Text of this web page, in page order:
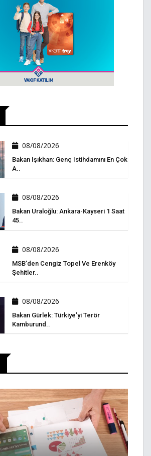
08/08/2026
Bakan Işıkhan: Genç Istihdamını En Çok
A..
08/08/2026
Bakan Uraloğlu: Ankara-Kayseri 1 Saat
45..
08/08/2026
MSB’den Cengiz Topel Ve Erenköy
Şehitler..
08/08/2026
Bakan Gürlek: Türkiye’yi Terör
Kamburund..